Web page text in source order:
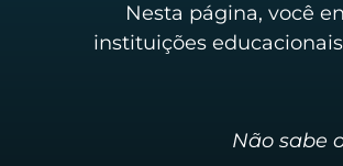
Nesta página, você
instituições
Não sabe